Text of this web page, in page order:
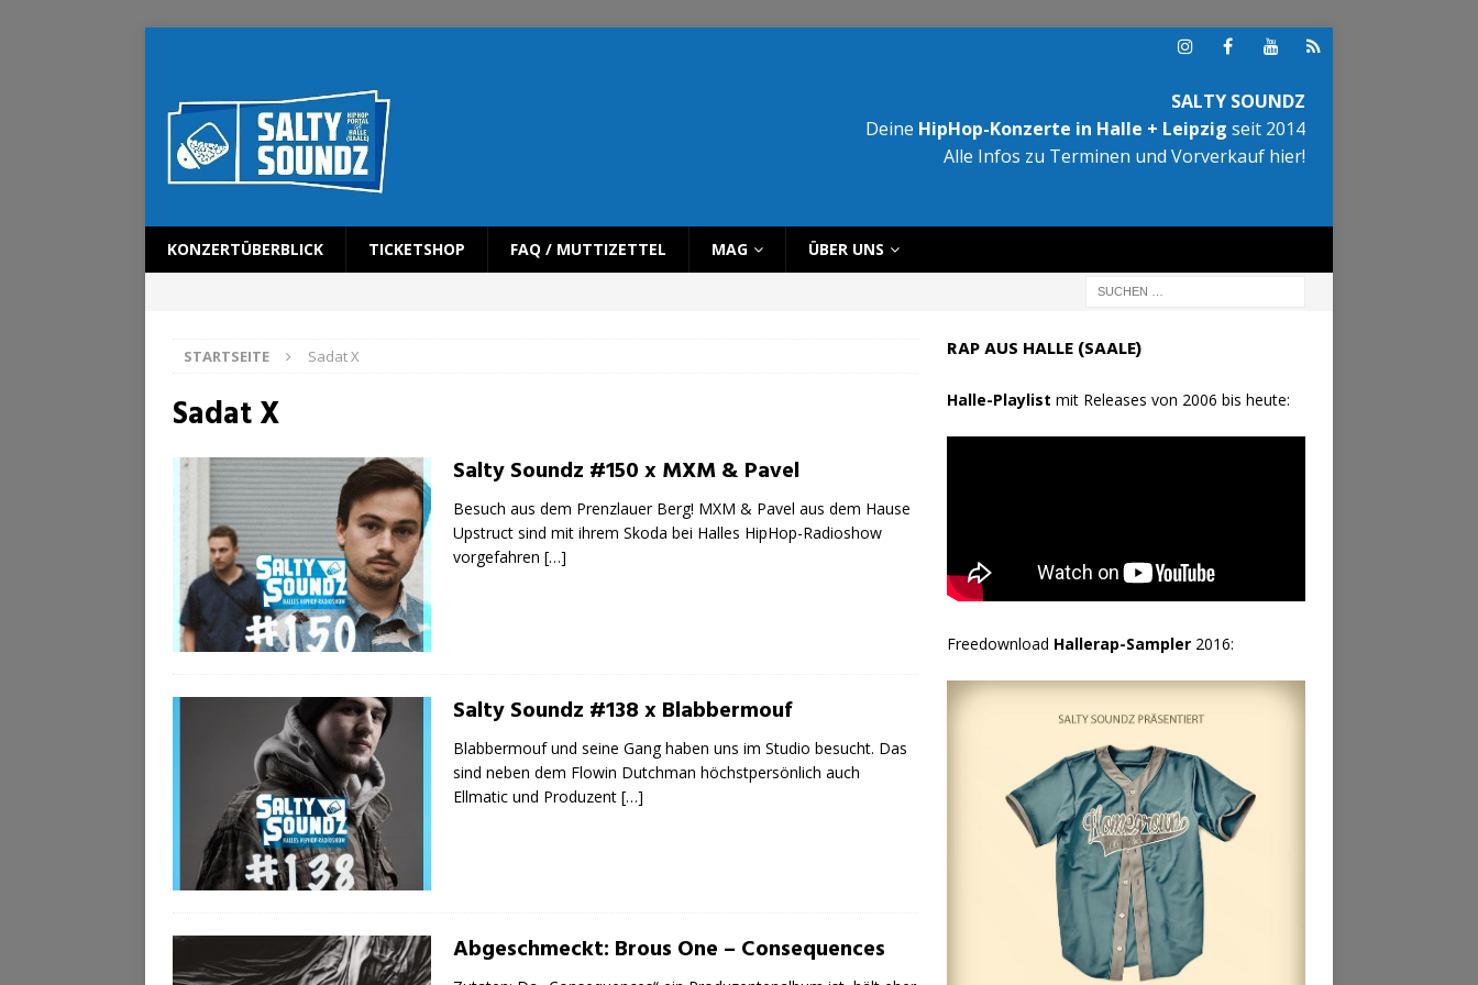
SALTY SOUNDZ
Deine HipHop-Konzerte in Halle + Leipzig seit 2014
Alle Infos zu Terminen und Vorverkauf hier!
KONZERTÜBERBLICK TICKETSHOP FAQ / MUTTIZETTEL MAG ÜBER UNS
STARTSEITE Sadat X
Sadat X
Salty Soundz #150 x MXM & Pavel
Besuch aus dem Prenzlauer Berg! MXM & Pavel aus dem Hause
Upstruct sind mit ihrem Skoda bei Halles HipHop-Radioshow
vorgefahren […]
Salty Soundz #138 x Blabbermouf
Blabbermouf und seine Gang haben uns im Studio besucht. Das
sind neben dem Flowin Dutchman höchstpersönlich auch
Ellmatic und Produzent […]
Abgeschmeckt: Brous One – Consequences
RAP AUS HALLE (SAALE)
Halle-Playlist mit Releases von 2006 bis heute:
Freedownload Hallerap-Sampler2016: